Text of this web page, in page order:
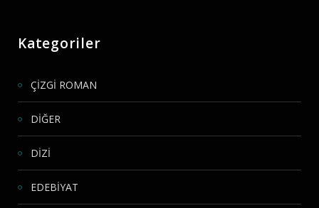
Kategoriler
ÇİZGİ ROMAN
DİĞER
DİZİ
EDEBİYAT